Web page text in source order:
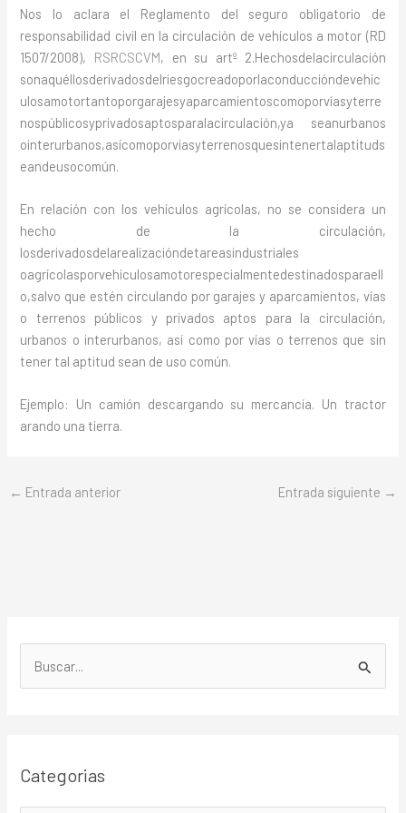
Nos lo aclara el Reglamento del seguro obligatorio de
responsabilidad civil en la circulación de vehículos a motor (RD
1507/2008), RSRCSCVM, en su artº 2.Hechosdelacirculación
sonaquéllosderivadosdelriesgocreadoporlaconduccióndevehíc
ulosamotortantoporgarajesyaparcamientoscomoporvíasyterre
nospúblicosyprivadosaptosparalacirculación,ya seanurbanos
ointerurbanos,asícomoporvíasyterrenosquesintenertalaptituds
eandeusocomún.
En relación con los vehículos agrícolas, no se considera un
hecho de la circulación,
losderivadosdelarealizacióndetareasindustriales
oagrícolasporvehículosamotorespecialmentedestinadosparaell
o,salvo que estén circulando por garajes y aparcamientos, vías
o terrenos públicos y privados aptos para la circulación,
urbanos o interurbanos, así como por vías o terrenos que sin
tener tal aptitud sean de uso común.
Ejemplo: Un camión descargando su mercancía. Un tractor
arando una tierra.
← Entrada anterior Entrada siguiente →
a
Categorias